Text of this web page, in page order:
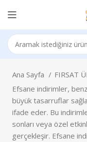
Ana Sayfa FIRSAT
Efsane indirimler,
büyük tasarruflar
ifade eder. Bu
sonları veya özel
gerçekleşir. Efsane